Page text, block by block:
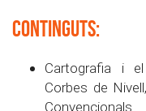
CONTINGUTS:
Cartografia i
Corbes de
Convencionals.